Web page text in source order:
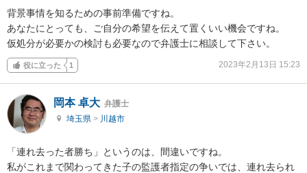
背景事情を知るための事前準備ですね。
あなたにとっても、ご自分の希望を伝えて置くいい機会ですね。
仮処分が必要かの検討も必要なので弁護士に相談して下さい。
役に立った 1 2023年2月13日 15:23
岡本 卓大 弁護士
埼玉県 > 川越市
「連れ去った者勝ち」というのは、間違いですね。
私がこれまで関わってきた子の監護者指定の争いでは、連れ去られ